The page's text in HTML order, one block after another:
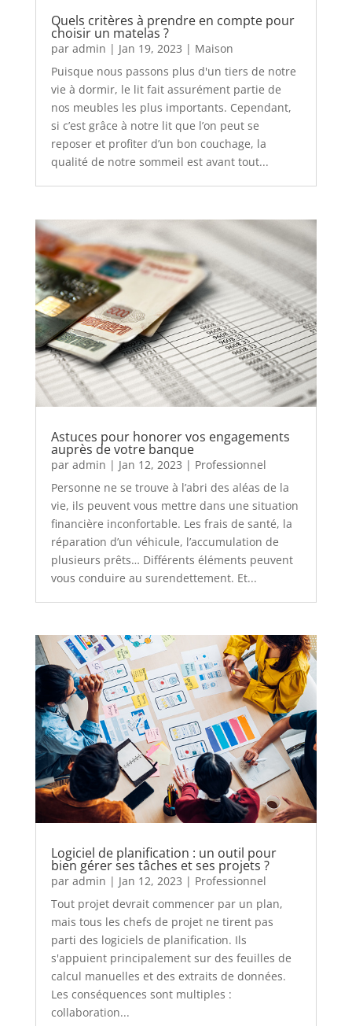
Quels critères à prendre en compte pour
choisir un matelas ?
par admin | Jan 19, 2023 | Maison
Puisque nous passons plus d'un tiers de notre
vie à dormir, le lit fait assurément partie de
nos meubles les plus importants. Cependant,
si c’est grâce à notre lit que l’on peut se
reposer et profiter d’un bon couchage, la
qualité de notre sommeil est avant tout...
Astuces pour honorer vos engagements
auprès de votre banque
par admin | Jan 12, 2023 | Professionnel
Personne ne se trouve à l’abri des aléas de la
vie, ils peuvent vous mettre dans une situation
financière inconfortable. Les frais de santé, la
réparation d’un véhicule, l’accumulation de
plusieurs prêts… Différents éléments peuvent
vous conduire au surendettement. Et...
Logiciel de planification : un outil pour
bien gérer ses tâches et ses projets ?
par admin | Jan 12, 2023 | Professionnel
Tout projet devrait commencer par un plan,
mais tous les chefs de projet ne tirent pas
parti des logiciels de planification. Ils
s'appuient principalement sur des feuilles de
calcul manuelles et des extraits de données.
Les conséquences sont multiples :
collaboration...